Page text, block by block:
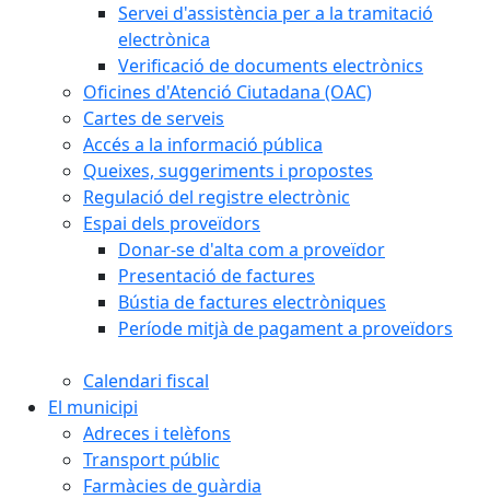
Servei d'assistència per a la tramitació
electrònica
Verificació de documents electrònics
Oficines d'Atenció Ciutadana (OAC)
Cartes de serveis
Accés a la informació pública
Queixes, suggeriments i propostes
Regulació del registre electrònic
Espai dels proveïdors
Donar-se d'alta com a proveïdor
Presentació de factures
Bústia de factures electròniques
Període mitjà de pagament a proveïdors
Calendari fiscal
El municipi
Adreces i telèfons
Transport públic
Farmàcies de guàrdia